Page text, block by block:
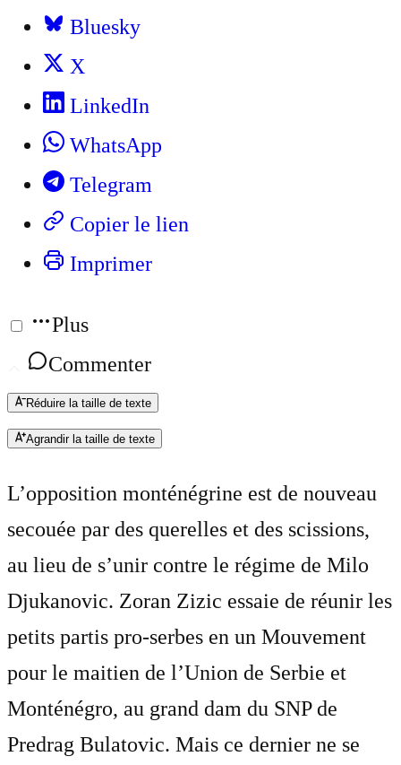
Bluesky
X
LinkedIn
WhatsApp
Telegram
Copier le lien
Imprimer
Plus
Commenter
Réduire la taille de texte
Agrandir la taille de texte
L’opposition monténégrine est de nouveau
secouée par des querelles et des scissions,
au lieu de s’unir contre le régime de Milo
Djukanovic. Zoran Zizic essaie de réunir les
petits partis pro-serbes en un Mouvement
pour le maitien de l’Union de Serbie et
Monténégro, au grand dam du SNP de
Predrag Bulatovic. Mais ce dernier ne se